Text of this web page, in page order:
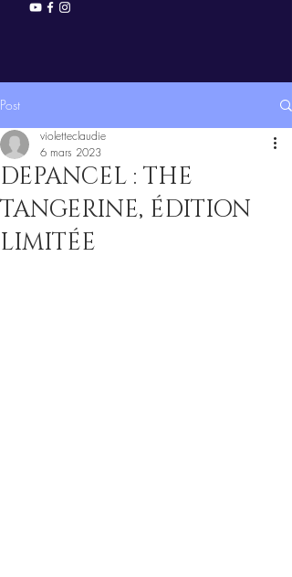
Post
DEPANCEL : THE
TANGERINE, ÉDITION
LIMITÉE
violetteclaudie
6 mars 2023